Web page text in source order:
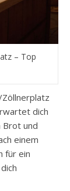
– Top
dich
Brot und
einem
für ein